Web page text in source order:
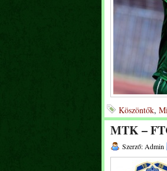
Köszöntők,
MTK –
Szerző: Admin